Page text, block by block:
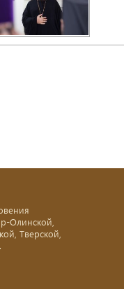
Олинской,
Тверской,